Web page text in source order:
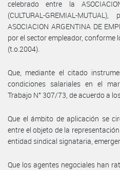
celebrado entre la
(CULTURAL-GREMIAL-
ASOCIACION ARGENTINA DE
por el sector empleador, conforme
(t.o.2004).
Que, mediante el citado
condiciones salariales en el
Trabajo N° 307/73, de acuerdo a
Que el ámbito de aplicación se
entre el objeto de la
entidad sindical signataria,
Que los agentes negociales han